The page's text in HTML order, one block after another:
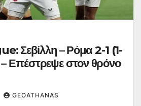
Σεβίλλη – Ρόμα 2-1 (1-
– Επέστρεψε στον θρόνο
GEOATHANAS